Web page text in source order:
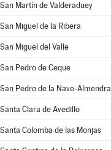
San Martín de Valderaduey
San Miguel de la Ribera
San Miguel del Valle
San Pedro de Ceque
San Pedro de la Nave-Almendra
Santa Clara de Avedillo
Santa Colomba de las Monjas